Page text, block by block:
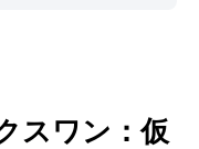
スワン：仮